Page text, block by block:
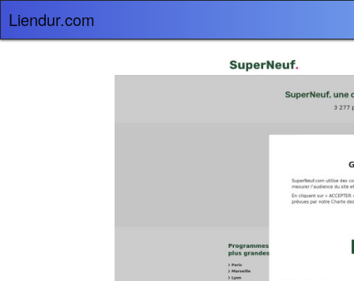
Liendur.com